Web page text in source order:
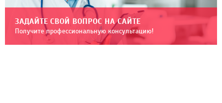
ЗАДАЙТЕ СВОЙ ВОПРОС НА САЙТЕ
Получите профессиональную консультацию!